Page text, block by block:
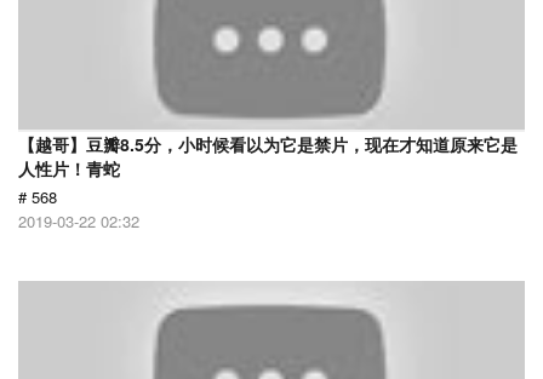
【越哥】豆瓣8.5分，小时候看以为它是禁片，现在才知道原来它是
人性片！青蛇
# 568
2019-03-22 02:32